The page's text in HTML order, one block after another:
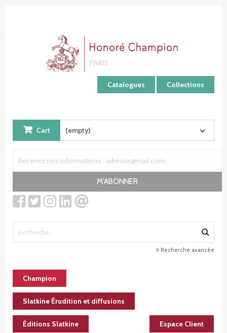
Catalogues Collections
Cart (empty)
M'ABONNER
Recherche avancée
Champion
Slatkine Érudition et diffusions
Éditions Slatkine Espace Client